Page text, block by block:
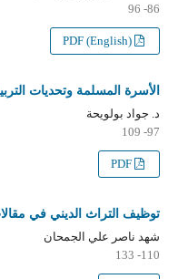
86- 96
PDF (English)
الأسرة المسلمة وتحديات
د. جواد بولويحة
97- 109
PDF
توظيف التراث الديني في
شهد ناصر علي الجمحان
110- 133